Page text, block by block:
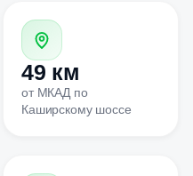
49 км
от МКАД по
Каширскому шоссе